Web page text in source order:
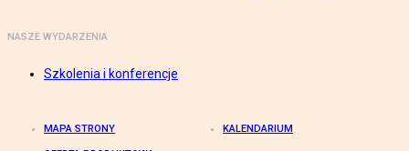
NASZE WYDARZENIA
Szkolenia i konferencje
MAPA STRONY KALENDARIUM